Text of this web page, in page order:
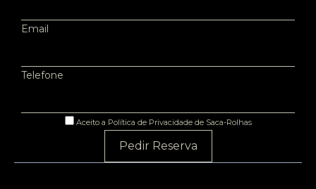
Email
Telefone
Aceito a Política de Privacidade de Saca-Rolhas
Pedir Reserva